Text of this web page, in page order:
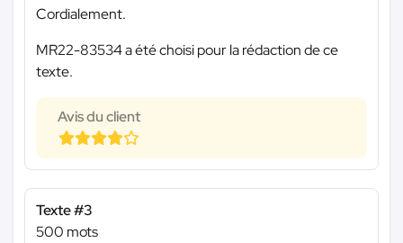
Cordialement.
MR22-83534 a été choisi pour la rédaction de ce
texte.
Avis du client
Texte #3
500 mots